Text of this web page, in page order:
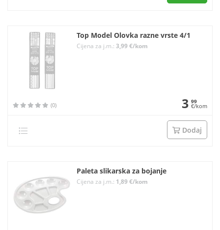
Top Model Olovka razne vrste 4/1
Cijena za j.m.: 3,99 €/kom
(0) 3 99
€/kom
Dodaj
Paleta slikarska za bojanje
Cijena za j.m.: 1,89 €/kom